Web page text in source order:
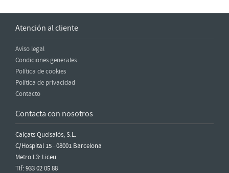
Atención al cliente
Aviso legal
Condiciones generales
Política de cookies
Política de privacidad
Contacto
Contacta con nosotros
Calçats Queisalós, S.L.
C/Hospital 15 · 08001 Barcelona
Metro L3: Liceu
Tlf: 933 02 05 88